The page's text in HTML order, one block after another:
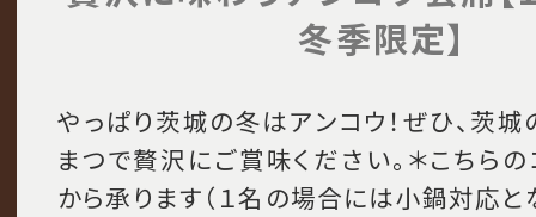
冬季限定】
やっぱり茨城の冬はアンコウ！ぜひ、茨
まつで贅沢にご賞味ください。＊こちら
から承ります（１名の場合には小鍋対応と